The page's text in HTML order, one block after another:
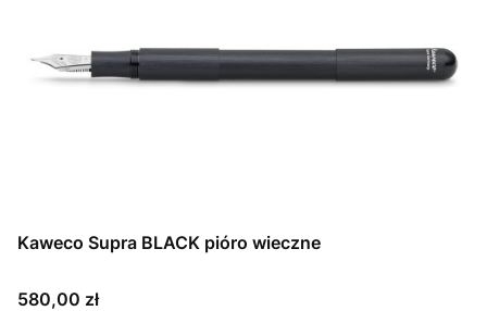
Kaweco Supra BLACK pióro wieczne
Cena
580,00 zł